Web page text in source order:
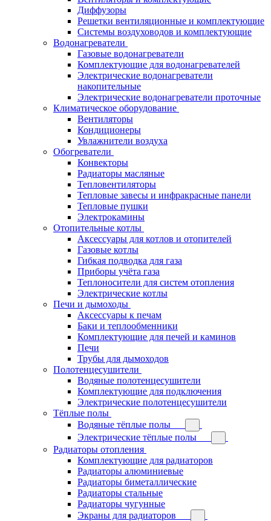
Диффузоры
Решетки вентиляционные и комплектующие
Системы воздуховодов и комплектующие
Водонагреватели
Газовые водонагреватели
Комплектующие для водонагревателей
Электрические водонагреватели
накопительные
Электрические водонагреватели проточные
Климатическое оборудование
Вентиляторы
Кондиционеры
Увлажнители воздуха
Обогреватели
Конвекторы
Радиаторы масляные
Тепловентиляторы
Тепловые завесы и инфракрасные панели
Тепловые пушки
Электрокамины
Отопительные котлы
Аксессуары для котлов и отопителей
Газовые котлы
Гибкая подводка для газа
Приборы учёта газа
Теплоносители для систем отопления
Электрические котлы
Печи и дымоходы
Аксессуары к печам
Баки и теплообменники
Комплектующие для печей и каминов
Печи
Трубы для дымоходов
Полотенцесушители
Водяные полотенцесушители
Комплектующие для подключения
Электрические полотенцесушители
Тёплые полы
Водяные тёплые полы
Электрические тёплые полы
Радиаторы отопления
Комплектующие для радиаторов
Радиаторы алюминиевые
Радиаторы биметаллические
Радиаторы стальные
Радиаторы чугунные
Экраны для радиаторов